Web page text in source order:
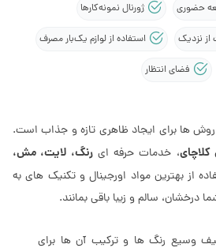
حضوری ژورنال نمونه‌کارها
از نزدیک استفاده از لوازم یک‌بار مصرف
فضای انتظار
روش ها برای ایجاد ظاهری تازه و جذاب است.
، خدمات حرفه ایرنگ، لایت، مش،
از بهترین مواد اورجینال و تکنیک های به
درخشان، سالم و زیبا باقی بمانند.
وسیع رنگ ها و ترکیب آن ها برای